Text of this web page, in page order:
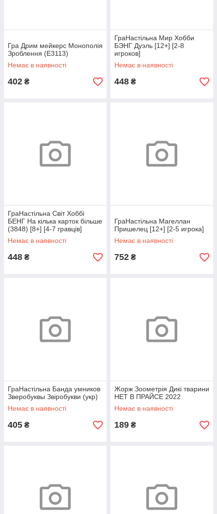
Гра Дрим мейкерс Монополія
Зроблення (E3113)
Немає в наявності
402 ₴
ГраНастільна Мир Хобби
БЭНГ Дуэль [12+] [2-8
игроков]
Немає в наявності
448 ₴
ГраНастільна Світ Хоббі
БЕНГ На кілька карток більше
(3848) [8+] [4-7 гравців]
Немає в наявності
448 ₴
ГраНастільна Магеллан
Пришелец [12+] [2-5 игрока]
Немає в наявності
752 ₴
ГраНастільна Банда умников
Зверобуквы Звіробукви (укр)
Немає в наявності
405 ₴
Жорж Зоометрія Дикі тварини
НЕТ В ПРАЙСЕ 2022
Немає в наявності
189 ₴